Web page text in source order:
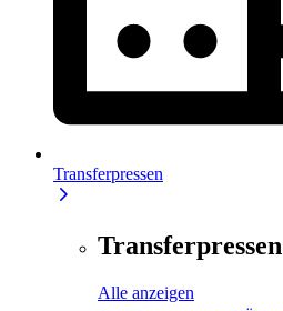
Transferpressen
Transferpressen
Alle anzeigen